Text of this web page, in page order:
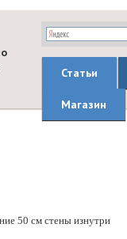
Статьи
Магазин
50 см стены изнутри